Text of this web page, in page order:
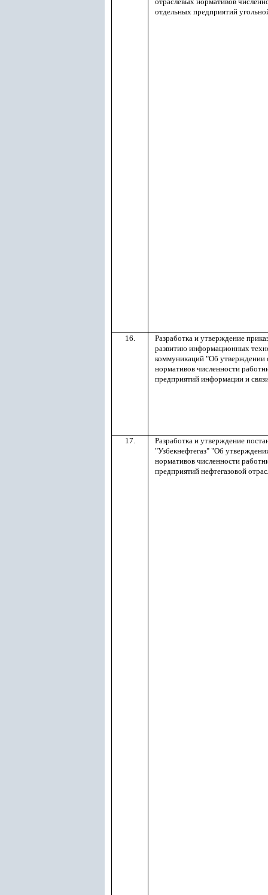
отдельных предприятий
16.
Разработка и утверждение
развитию информационных
коммуникаций "Об утверждении
нормативов численности
предприятий информации и
17.
Разработка и утверждение
"Узбекнефтегаз" "Об
нормативов численности
предприятий нефтегазовой